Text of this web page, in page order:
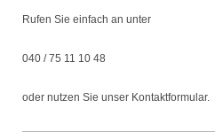
Rufen Sie einfach an unter
040 / 75 11 10 48
oder nutzen Sie unser Kontaktformular.